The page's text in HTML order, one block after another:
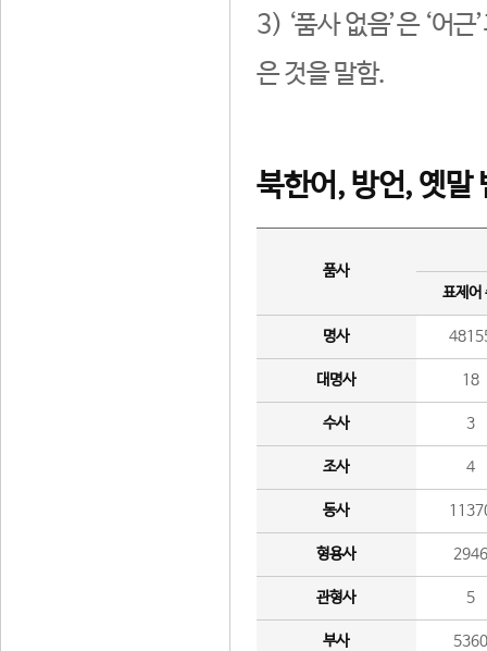
3) ‘품사 없음’은 ‘어
은 것을 말함.
북한어, 방언, 옛말
품사
표제어
명사
대명사 18
수사 3
조사 4
동사
형용사 2946
관형사 5
부사 5360